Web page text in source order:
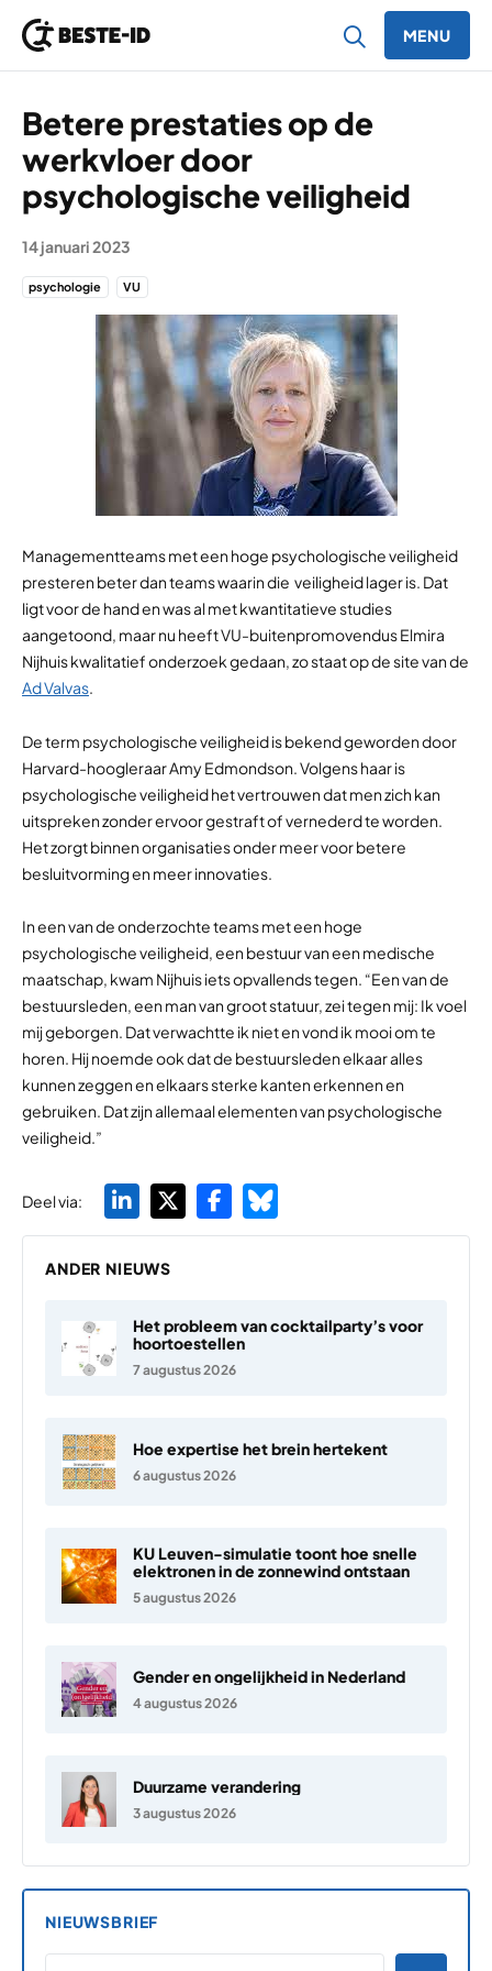
MENU
Betere prestaties op de
werkvloer door
psychologische veiligheid
14 januari 2023
psychologie VU
Managementteams met een hoge psychologische veiligheid
presteren beter dan teams waarin die veiligheid lager is. Dat
ligt voor de hand en was al met kwantitatieve studies
aangetoond, maar nu heeft VU-buitenpromovendus Elmira
Nijhuis kwalitatief onderzoek gedaan, zo staat op de site van de
Ad Valvas.
De term psychologische veiligheid is bekend geworden door
Harvard-hoogleraar Amy Edmondson. Volgens haar is
psychologische veiligheid het vertrouwen dat men zich kan
uitspreken zonder ervoor gestraft of vernederd te worden.
Het zorgt binnen organisaties onder meer voor betere
besluitvorming en meer innovaties.
In een van de onderzochte teams met een hoge
psychologische veiligheid, een bestuur van een medische
maatschap, kwam Nijhuis iets opvallends tegen. “Een van de
bestuursleden, een man van groot statuur, zei tegen mij: Ik voel
mij geborgen. Dat verwachtte ik niet en vond ik mooi om te
horen. Hij noemde ook dat de bestuursleden elkaar alles
kunnen zeggen en elkaars sterke kanten erkennen en
gebruiken. Dat zijn allemaal elementen van psychologische
veiligheid.”
Deel via:
ANDER NIEUWS
Het probleem van cocktailparty’s voor
hoortoestellen
7 augustus 2026
Hoe expertise het brein hertekent
6 augustus 2026
KU Leuven-simulatie toont hoe snelle
elektronen in de zonnewind ontstaan
5 augustus 2026
Gender en ongelijkheid in Nederland
4 augustus 2026
Duurzame verandering
3 augustus 2026
NIEUWSBRIEF
E-MAILADRES
*